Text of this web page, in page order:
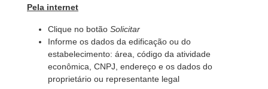
Pela internet
Clique no botão Solicitar
Informe os dados da edificação ou do
estabelecimento: área, código da atividade
econômica, CNPJ, endereço e os dados do
proprietário ou representante legal